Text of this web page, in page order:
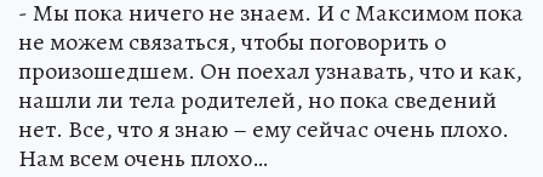
- Мы пока ничего не знаем. И с Максимом пока
не можем связаться, чтобы поговорить о
произошедшем. Он поехал узнавать, что и как,
нашли ли тела родителей, но пока сведений
нет. Все, что я знаю – ему сейчас очень плохо.
Нам всем очень плохо…